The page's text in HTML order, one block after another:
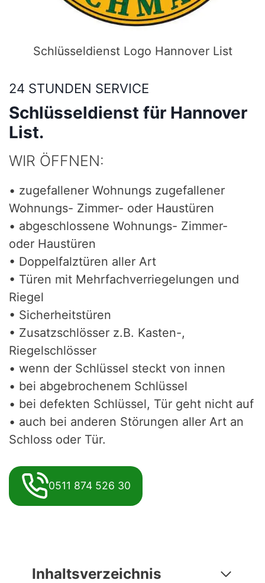
Schlüsseldienst Logo Hannover List
24 STUNDEN SERVICE
Schlüsseldienst für Hannover
List.
WIR ÖFFNEN:
• zugefallener Wohnungs zugefallener
Wohnungs- Zimmer- oder Haustüren
• abgeschlossene Wohnungs- Zimmer-
oder Haustüren
• Doppelfalztüren aller Art
• Türen mit Mehrfachverriegelungen und
Riegel
• Sicherheitstüren
• Zusatzschlösser z.B. Kasten-,
Riegelschlösser
• wenn der Schlüssel steckt von innen
• bei abgebrochenem Schlüssel
• bei defekten Schlüssel, Tür geht nicht auf
• auch bei anderen Störungen aller Art an
Schloss oder Tür.
0511 874 526 30
Inhaltsverzeichnis